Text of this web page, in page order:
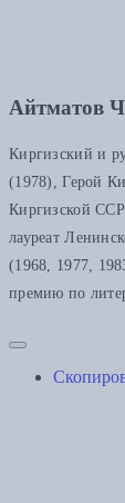
Айтматов
Киргизский и
(1978), Герой
Киргизской
лауреат
(1968, 1977,
премию по